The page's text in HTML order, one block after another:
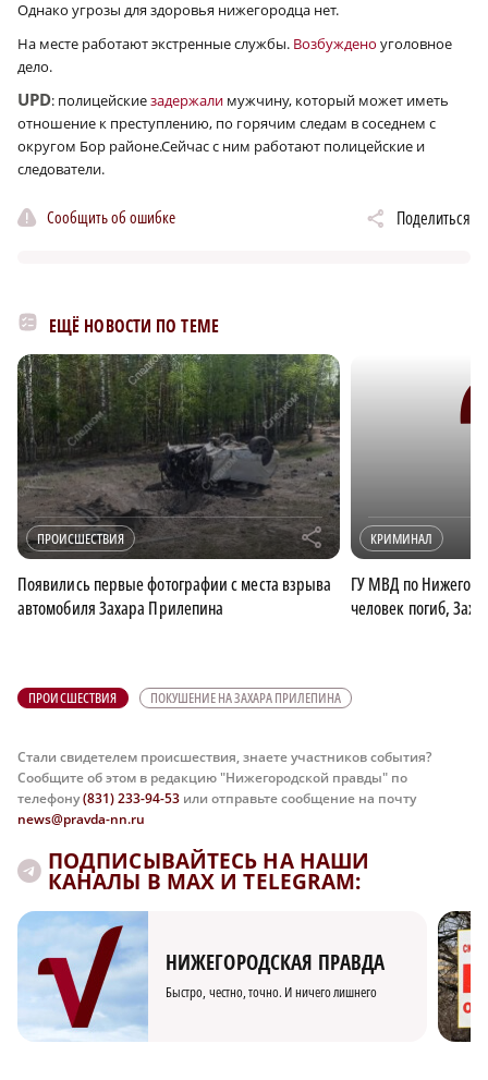
Однако угрозы для здоровья нижегородца нет.
На месте работают экстренные службы. Возбуждено уголовное
дело.
UPD: полицейскиезадержали мужчину, который может иметь
отношение к преступлению, по горячим следам в соседнем с
округом Бор районе.Сейчас с ним работают полицейские и
следователи.
Сообщить об ошибке Поделиться
ЕЩЁ НОВОСТИ ПО ТЕМЕ
ПРОИСШЕСТВИЯ r
Появились первые фотографии с места взрыва
автомобиля Захара Прилепина
КРИМИНАЛ
ГУ МВД по
человек погиб,
ПРОИСШЕСТВИЯ ПОКУШЕНИЕ НА ЗАХАРА ПРИЛЕПИНА
Стали свидетелем происшествия, знаете участников события?
Сообщите об этом в редакцию "Нижегородской правды" по
телефону(831) 233-94-53 или отправьте сообщение на почту
news@pravda-nn.ru
ПОДПИСЫВАЙТЕСЬ НА НАШИ
КАНАЛЫ В MAX И TELEGRAM:
НИЖЕГОРОДСКАЯ ПРАВДА
Быстро, честно, точно. И ничего лишнего